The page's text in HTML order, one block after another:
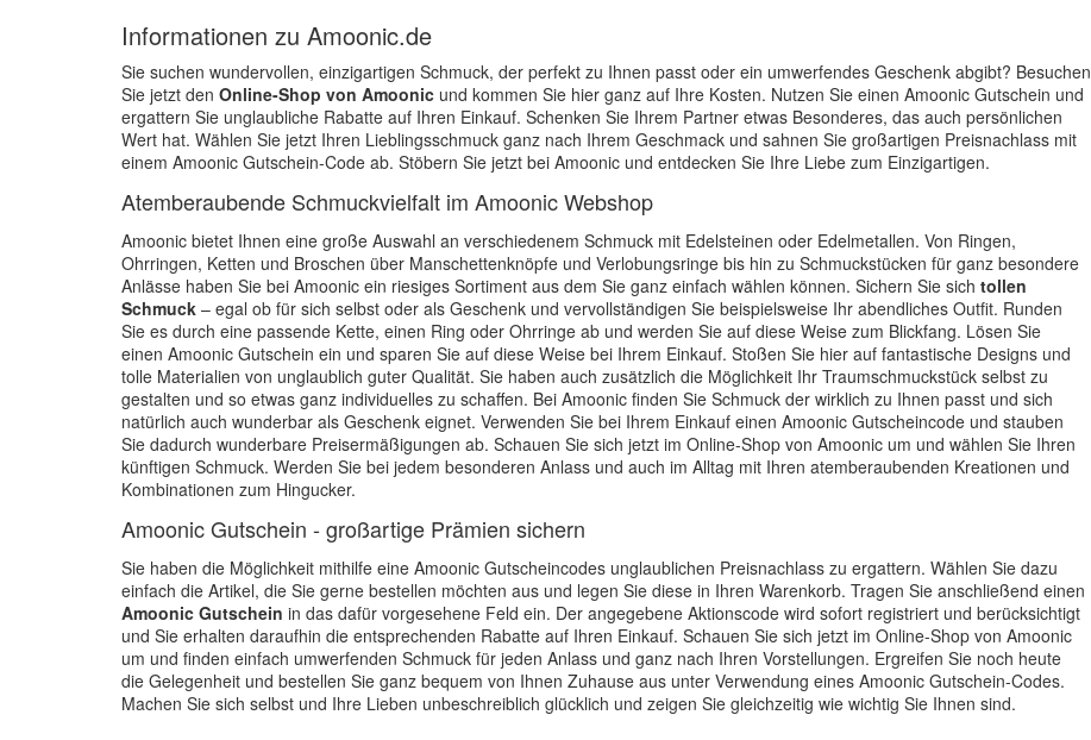
Informationen zu Amoonic.de
Sie suchen wundervollen, einzigartigen Schmuck, der perfekt zu Ihnen passt oder ein umwerfendes Geschenk abgibt? Besuchen
Sie jetzt den Online-Shop von Amoonic und kommen Sie hier ganz auf Ihre Kosten. Nutzen Sie einen Amoonic Gutschein und
ergattern Sie unglaubliche Rabatte auf Ihren Einkauf. Schenken Sie Ihrem Partner etwas Besonderes, das auch persönlichen
Wert hat. Wählen Sie jetzt Ihren Lieblingsschmuck ganz nach Ihrem Geschmack und sahnen Sie großartigen Preisnachlass mit
einem Amoonic Gutschein-Code ab. Stöbern Sie jetzt bei Amoonic und entdecken Sie Ihre Liebe zum Einzigartigen.
Atemberaubende Schmuckvielfalt im Amoonic Webshop
Amoonic bietet Ihnen eine große Auswahl an verschiedenem Schmuck mit Edelsteinen oder Edelmetallen. Von Ringen,
Ohrringen, Ketten und Broschen über Manschettenknöpfe und Verlobungsringe bis hin zu Schmuckstücken für ganz besondere
Anlässe haben Sie bei Amoonic ein riesiges Sortiment aus dem Sie ganz einfach wählen können. Sichern Sie sich tollen
Schmuck – egal ob für sich selbst oder als Geschenk und vervollständigen Sie beispielsweise Ihr abendliches Outfit. Runden
Sie es durch eine passende Kette, einen Ring oder Ohrringe ab und werden Sie auf diese Weise zum Blickfang. Lösen Sie
einen Amoonic Gutschein ein und sparen Sie auf diese Weise bei Ihrem Einkauf. Stoßen Sie hier auf fantastische Designs und
tolle Materialien von unglaublich guter Qualität. Sie haben auch zusätzlich die Möglichkeit Ihr Traumschmuckstück selbst zu
gestalten und so etwas ganz individuelles zu schaffen. Bei Amoonic finden Sie Schmuck der wirklich zu Ihnen passt und sich
natürlich auch wunderbar als Geschenk eignet. Verwenden Sie bei Ihrem Einkauf einen Amoonic Gutscheincode und stauben
Sie dadurch wunderbare Preisermäßigungen ab. Schauen Sie sich jetzt im Online-Shop von Amoonic um und wählen Sie Ihren
künftigen Schmuck. Werden Sie bei jedem besonderen Anlass und auch im Alltag mit Ihren atemberaubenden Kreationen und
Kombinationen zum Hingucker.
Amoonic Gutschein - großartige Prämien sichern
Sie haben die Möglichkeit mithilfe eine Amoonic Gutscheincodes unglaublichen Preisnachlass zu ergattern. Wählen Sie dazu
einfach die Artikel, die Sie gerne bestellen möchten aus und legen Sie diese in Ihren Warenkorb. Tragen Sie anschließend einen
Amoonic Gutschein in das dafür vorgesehene Feld ein. Der angegebene Aktionscode wird sofort registriert und berücksichtigt
und Sie erhalten daraufhin die entsprechenden Rabatte auf Ihren Einkauf. Schauen Sie sich jetzt im Online-Shop von Amoonic
um und finden einfach umwerfenden Schmuck für jeden Anlass und ganz nach Ihren Vorstellungen. Ergreifen Sie noch heute
die Gelegenheit und bestellen Sie ganz bequem von Ihnen Zuhause aus unter Verwendung eines Amoonic Gutschein-Codes.
Machen Sie sich selbst und Ihre Lieben unbeschreiblich glücklich und zeigen Sie gleichzeitig wie wichtig Sie Ihnen sind.